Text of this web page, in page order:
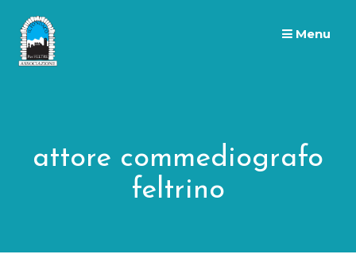
content
Menu
attore commediografo
feltrino